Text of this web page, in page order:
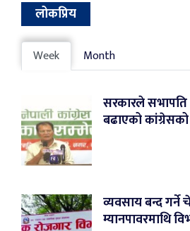
लोकप्रिय
Week Month
सरकारले सभापति
बढाएको
व्यवसाय बन्द गर्ने
म्यानपावरमाथि